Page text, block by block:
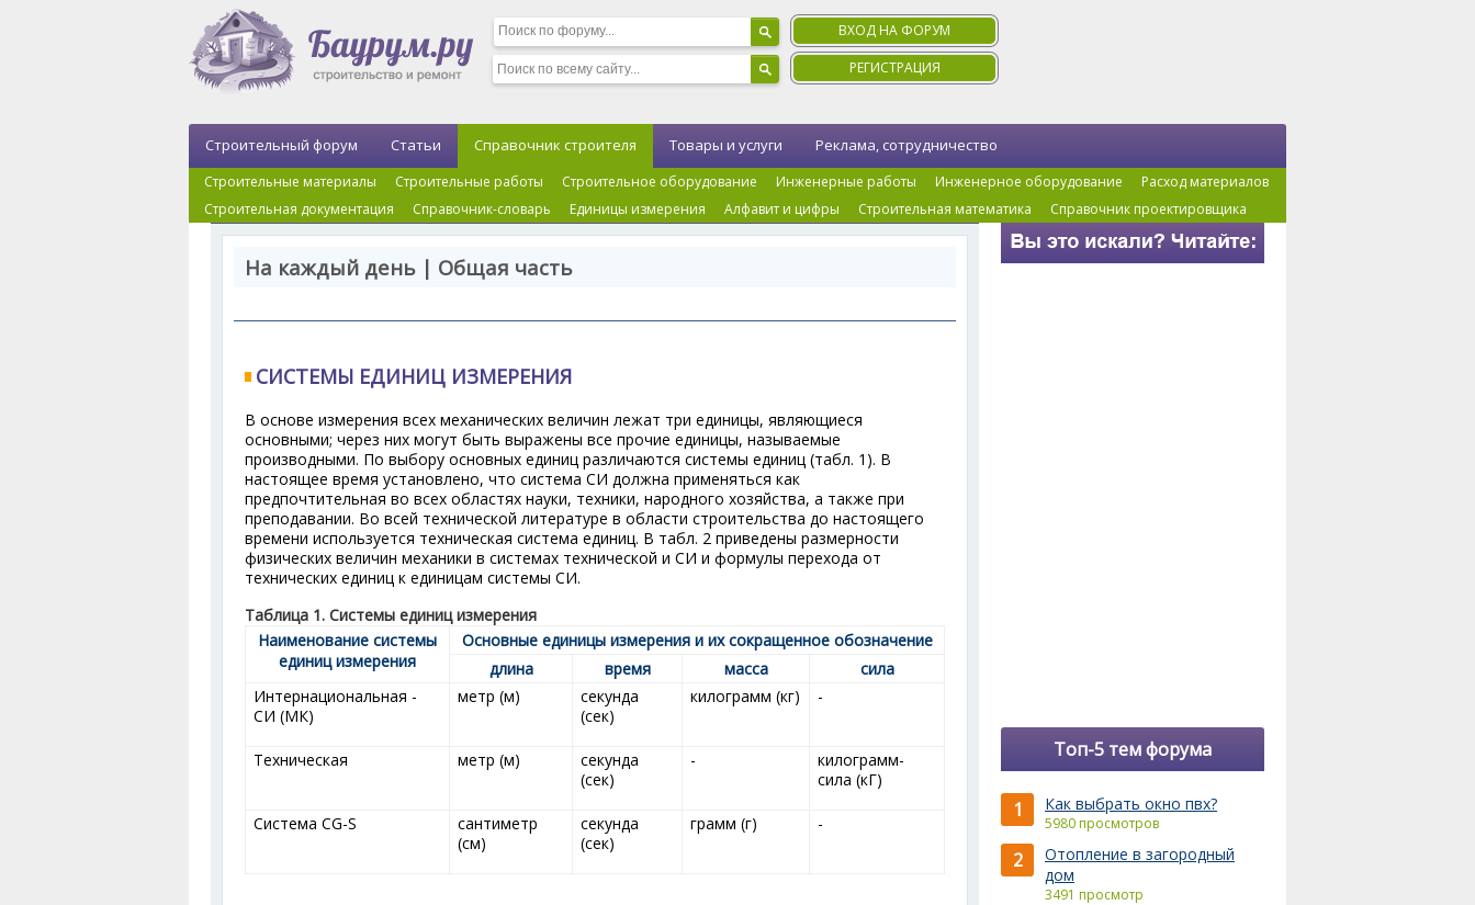
ВХОД НА ФОРУМ
РЕГИСТРАЦИЯ
Строительный форум Статьи Справочник строителя
Строительные материалы Строительные работы Строительное оборудование Инженерные работы Инженерное оборудование
Расход материалов
Строительная документация
Справочник-словарь Единицы измерения Алфавит и цифры Строительная математика Справочник проектировщика
Товары и услуги Реклама, сотрудничество
На каждый день | Общая часть
СИСТЕМЫ ЕДИНИЦ ИЗМЕРЕНИЯ
В основе измерения всех механических величин лежат три единицы, являющиеся
основными; через них могут быть выражены все прочие единицы, называемые
производными. По выбору основных единиц различаются системы единиц (табл. 1). В
настоящее время установлено, что система СИ должна применяться как
предпочтительная во всех областях науки, техники, народного хозяйства, а также при
преподавании. Во всей технической литературе в области строительства до настоящего
времени используется техническая система единиц. В табл. 2 приведены размерности
физических величин механики в системах технической и СИ и формулы перехода от
технических единиц к единицам системы СИ.
Таблица 1. Системы единиц измерения
Наименование системы
единиц измерения
Основные единицы измерения и их сокращенное обозначение
длина
время масса
сила
Интернациональная -
СИ (МК)
метр (м)
секунда
(сек)
килограмм (кг) -
Техническая метр (м)
секунда
(сек)
-
килограмм-
сила (кГ)
Система CG-S
сантиметр
(см)
секунда
(сек)
грамм (г) -
Топ-5 тем форума
1 Как выбрать окно пвх?
5980 просмотров
2
Отопление в загородный
дом
3491 просмотр